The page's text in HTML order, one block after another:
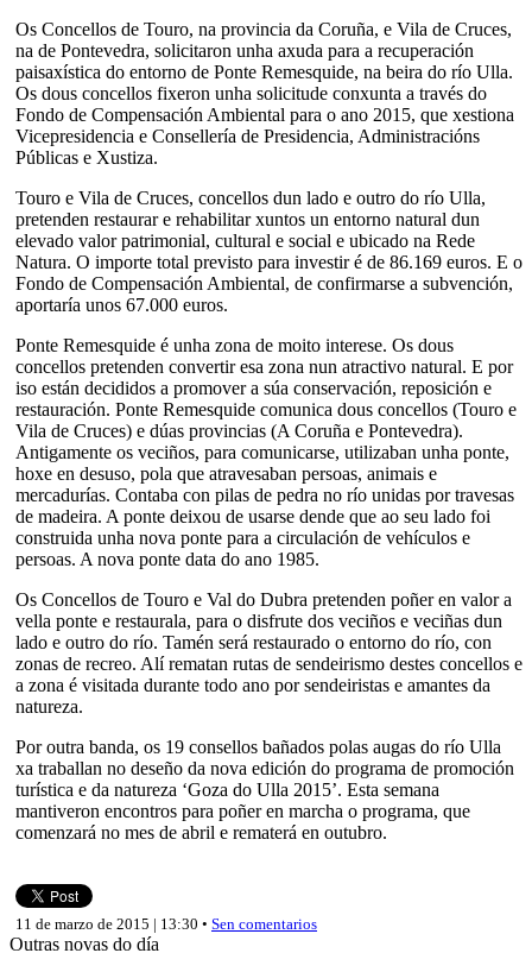
Os Concellos de Touro, na provincia da Coruña, e Vila de Cruces,
na de Pontevedra, solicitaron unha axuda para a recuperación
paisaxística do entorno de Ponte Remesquide, na beira do río Ulla.
Os dous concellos fixeron unha solicitude conxunta a través do
Fondo de Compensación Ambiental para o ano 2015, que xestiona
Vicepresidencia e Consellería de Presidencia, Administracións
Públicas e Xustiza.
Touro e Vila de Cruces, concellos dun lado e outro do río Ulla,
pretenden restaurar e rehabilitar xuntos un entorno natural dun
elevado valor patrimonial, cultural e social e ubicado na Rede
Natura. O importe total previsto para investir é de 86.169 euros. E o
Fondo de Compensación Ambiental, de confirmarse a subvención,
aportaría unos 67.000 euros.
Ponte Remesquide é unha zona de moito interese. Os dous
concellos pretenden convertir esa zona nun atractivo natural. E por
iso están decididos a promover a súa conservación, reposición e
restauración. Ponte Remesquide comunica dous concellos (Touro e
Vila de Cruces) e dúas provincias (A Coruña e Pontevedra).
Antigamente os veciños, para comunicarse, utilizaban unha ponte,
hoxe en desuso, pola que atravesaban persoas, animais e
mercadurías. Contaba con pilas de pedra no río unidas por travesas
de madeira. A ponte deixou de usarse dende que ao seu lado foi
construida unha nova ponte para a circulación de vehículos e
persoas. A nova ponte data do ano 1985.
Os Concellos de Touro e Val do Dubra pretenden poñer en valor a
vella ponte e restaurala, para o disfrute dos veciños e veciñas dun
lado e outro do río. Tamén será restaurado o entorno do río, con
zonas de recreo. Alí rematan rutas de sendeirismo destes concellos e
a zona é visitada durante todo ano por sendeiristas e amantes da
natureza.
Por outra banda, os 19 consellos bañados polas augas do río Ulla
xa traballan no deseño da nova edición do programa de promoción
turística e da natureza ‘Goza do Ulla 2015’. Esta semana
mantiveron encontros para poñer en marcha o programa, que
comenzará no mes de abril e rematerá en outubro.
11 de marzo de 2015 | 13:30 • Sen comentarios
Outras novas do día